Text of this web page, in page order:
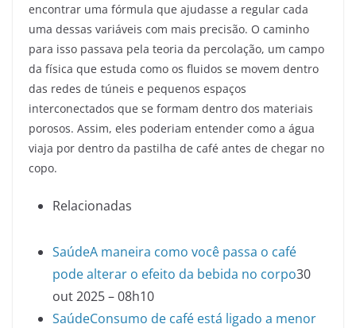
encontrar uma fórmula que ajudasse a regular cada
uma dessas variáveis com mais precisão. O caminho
para isso passava pela teoria da percolação, um campo
da física que estuda como os fluidos se movem dentro
das redes de túneis e pequenos espaços
interconectados que se formam dentro dos materiais
porosos. Assim, eles poderiam entender como a água
viaja por dentro da pastilha de café antes de chegar no
copo.
Relacionadas
SaúdeA maneira como você passa o café
pode alterar o efeito da bebida no corpo30
out 2025 – 08h10
SaúdeConsumo de café está ligado a menor